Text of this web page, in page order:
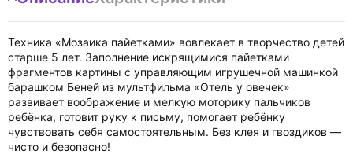
Техника «Мозаика пайетками» вовлекает в творчество детей
старше 5 лет. Заполнение искрящимися пайетками
фрагментов картины с управляющим игрушечной машинкой
барашком Беней из мультфильма «Отель у овечек»
развивает воображение и мелкую моторику пальчиков
ребёнка, готовит руку к письму, помогает ребёнку
чувствовать себя самостоятельным. Без клея и гвоздиков —
чисто и безопасно!